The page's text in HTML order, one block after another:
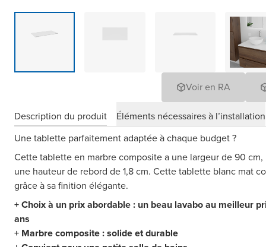
Voir en RA
Description du produit
Éléments nécessaires à l’installation
Une tablette parfaitement adaptée à chaque budget ?
Cette tablette en marbre composite a une largeur de 90
une hauteur de rebord de 1,8 cm. Cette tablette blanc mat
grâce à sa finition élégante.
+ Choix à un prix abordable : un beau lavabo au meilleur
ans
+ Marbre composite : solide et durable